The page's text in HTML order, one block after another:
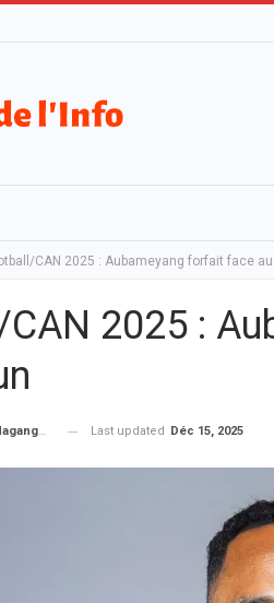
CAN 2025 : Aubameyang forfait face
2025 :
Nziengui Last updated Déc 15, 2025